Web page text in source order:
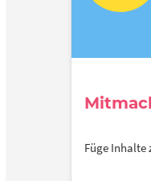
Füge Inhalte